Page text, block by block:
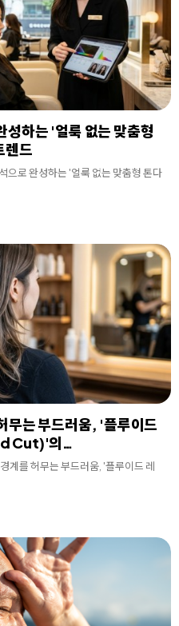
성하는 '얼룩 없는 맞춤형
렌드
무는 부드러움, '플루이드
Cut)'의…